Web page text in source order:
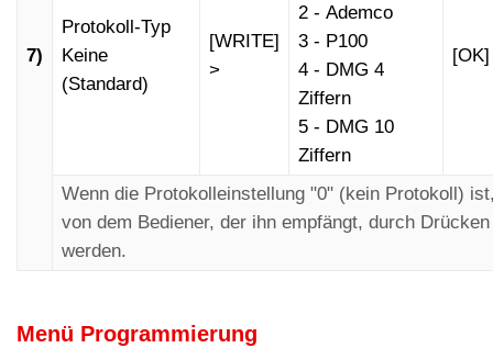
7)
Protokoll-Typ
Keine
(Standard)
[WRITE]
>
2 - Ademco
3 - P100
4 - DMG 4
Ziffern
5 - DMG 10
Ziffern
Wenn die Protokolleinstellung "0" (kein Protokoll)
von dem Bediener, der ihn empfängt, durch
werden.
Menü Programmierung